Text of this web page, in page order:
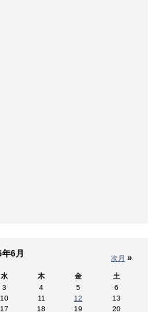
次月 »
6月
水 木 金
土
3 4 5
6
10 11 12
13
17 18 19 20